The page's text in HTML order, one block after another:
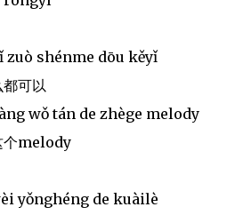
shénme dōu kěyǐ
可以
wǒ tán de zhège melody
个melody
yǒnghéng de kuàilè